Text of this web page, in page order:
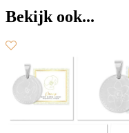
Bekijk ook...